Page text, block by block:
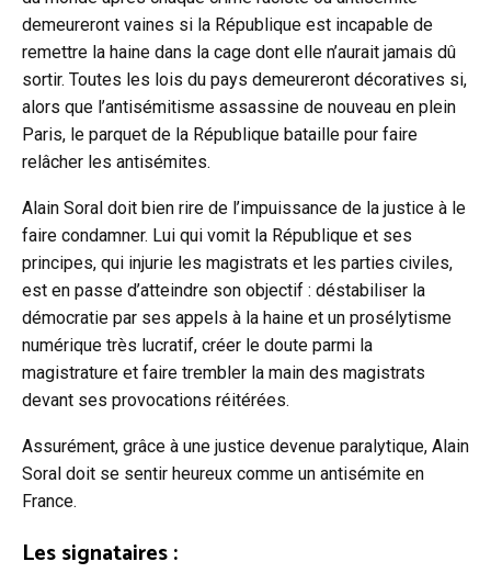
demeureront vaines si la République est incapable de
remettre la haine dans la cage dont elle n’aurait jamais dû
sortir. Toutes les lois du pays demeureront décoratives si,
alors que l’antisémitisme assassine de nouveau en plein
Paris, le parquet de la République bataille pour faire
relâcher les antisémites.
Alain Soral doit bien rire de l’impuissance de la justice à le
faire condamner. Lui qui vomit la République et ses
principes, qui injurie les magistrats et les parties civiles,
est en passe d’atteindre son objectif : déstabiliser la
démocratie par ses appels à la haine et un prosélytisme
numérique très lucratif, créer le doute parmi la
magistrature et faire trembler la main des magistrats
devant ses provocations réitérées.
Assurément, grâce à une justice devenue paralytique, Alain
Soral doit se sentir heureux comme un antisémite en
France.
Les signataires :